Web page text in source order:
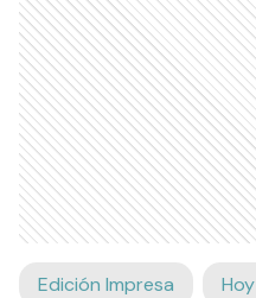
Edición Impresa Hoy